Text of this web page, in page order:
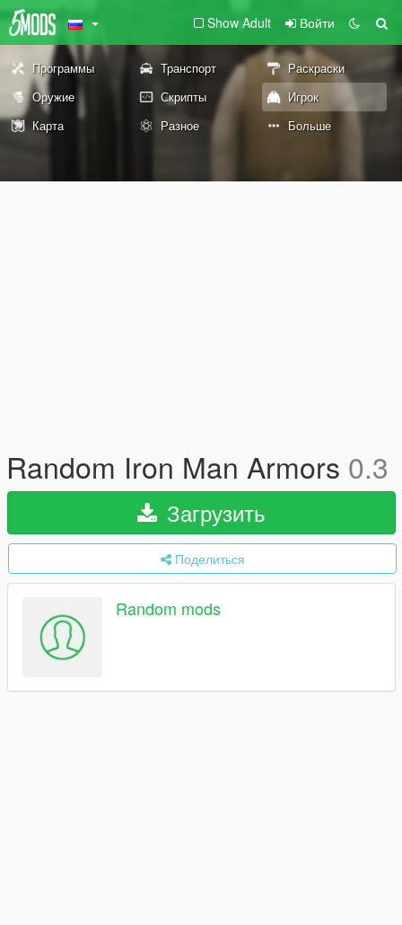
Show Adult Войти
Программы Транспорт
Раскраски
Оружие
Скрипты
Игрок
Карта
Разное Больше
Random Iron Man Armors 0.3
Загрузить
Поделиться
Random mods